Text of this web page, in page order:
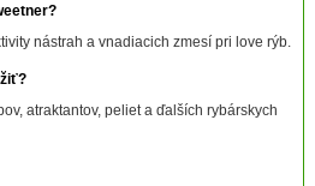
nástrah a vnadiacich zmesí pri love rýb.
atraktantov, peliet a ďalších rybárskych